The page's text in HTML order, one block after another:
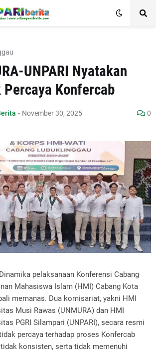
UNPARI Nyatakan
Konfercab
- November 30, 2025 0
pelaksanaan Konferensi Cabang
Mahasiswa Islam (HMI) Cabang Kota
memanas. Dua komisariat, yakni HMI
Musi Rawas (UNMURA) dan HMI
PGRI Silampari (UNPARI), secara resmi
percaya terhadap proses Konfercab
konsisten, serta tidak memenuhi